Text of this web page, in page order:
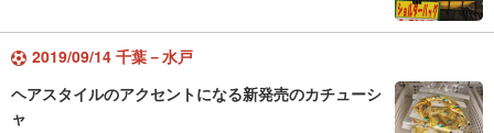
2019/09/14 千葉－水戸
ヘアスタイルのアクセントになる新発売のカチューシ
ャ